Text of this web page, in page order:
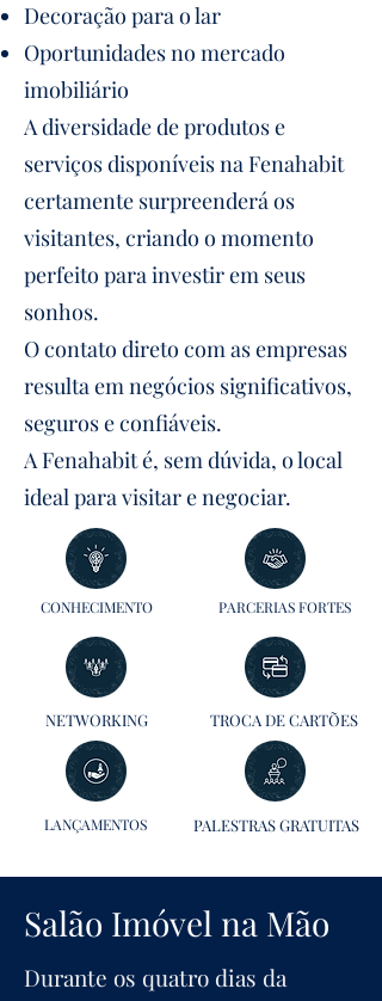
Decoração para o lar
Oportunidades no mercado
imobiliário
A diversidade de produtos e
serviços disponíveis na Fenahabit
certamente surpreenderá os
visitantes, criando o momento
perfeito para investir em seus
sonhos.
O contato direto com as empresas
resulta em negócios significativos,
seguros e confiáveis.
A Fenahabit é, sem dúvida, o local
ideal para visitar e negociar.
CONHECIMENTO
NETWORKING
LANÇAMENTOS
PARCERIAS FORTES
TROCA DE CARTÕES
PALESTRAS GRATUITAS
Salão Imóvel na Mão
Durante os quatro dias da